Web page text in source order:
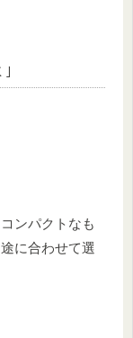
ンパクトなも
に合わせて選